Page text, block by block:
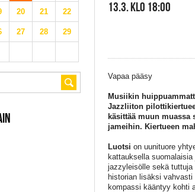
20 21 22
27 28 29
13.3. KLO 18:00
Vapaa pääsy
Musiikin
Jazzliiton
käsittää muun
jameihin. Kiertueen
Luotsi on uunituore
kattauksella
jazzyleisölle sekä tuttuja
historian lisäksi
kompassi kääntyy kohti